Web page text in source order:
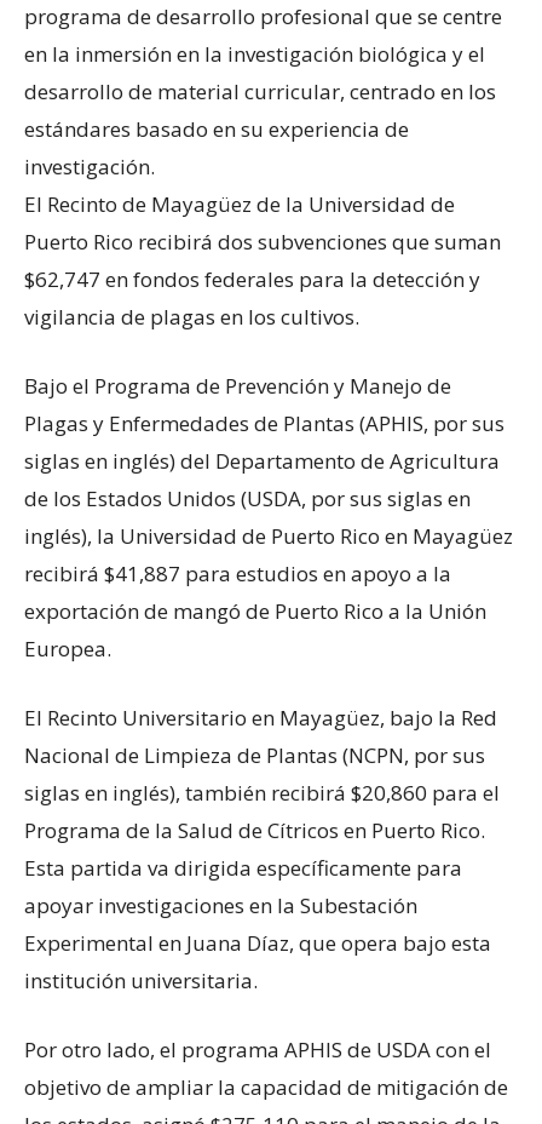
programa de desarrollo profesional que se centre
en la inmersión en la investigación biológica y el
desarrollo de material curricular, centrado en los
estándares basado en su experiencia de
investigación.
El Recinto de Mayagüez de la Universidad de
Puerto Rico recibirá dos subvenciones que suman
$62,747 en fondos federales para la detección y
vigilancia de plagas en los cultivos.
Bajo el Programa de Prevención y Manejo de
Plagas y Enfermedades de Plantas (APHIS, por sus
siglas en inglés) del Departamento de Agricultura
de los Estados Unidos (USDA, por sus siglas en
inglés), la Universidad de Puerto Rico en Mayagüez
recibirá $41,887 para estudios en apoyo a la
exportación de mangó de Puerto Rico a la Unión
Europea.
El Recinto Universitario en Mayagüez, bajo la Red
Nacional de Limpieza de Plantas (NCPN, por sus
siglas en inglés), también recibirá $20,860 para el
Programa de la Salud de Cítricos en Puerto Rico.
Esta partida va dirigida específicamente para
apoyar investigaciones en la Subestación
Experimental en Juana Díaz, que opera bajo esta
institución universitaria.
Por otro lado, el programa APHIS de USDA con el
objetivo de ampliar la capacidad de mitigación de